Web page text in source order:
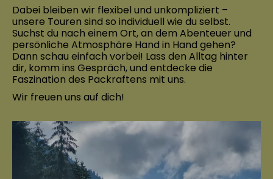
Dabei bleiben wir flexibel und unkompliziert –
unsere Touren sind so individuell wie du selbst.
Suchst du nach einem Ort, an dem Abenteuer und
persönliche Atmosphäre Hand in Hand gehen?
Dann schau einfach vorbei! Lass den Alltag hinter
dir, komm ins Gespräch, und entdecke die
Faszination des Packraftens mit uns.
Wir freuen uns auf dich!